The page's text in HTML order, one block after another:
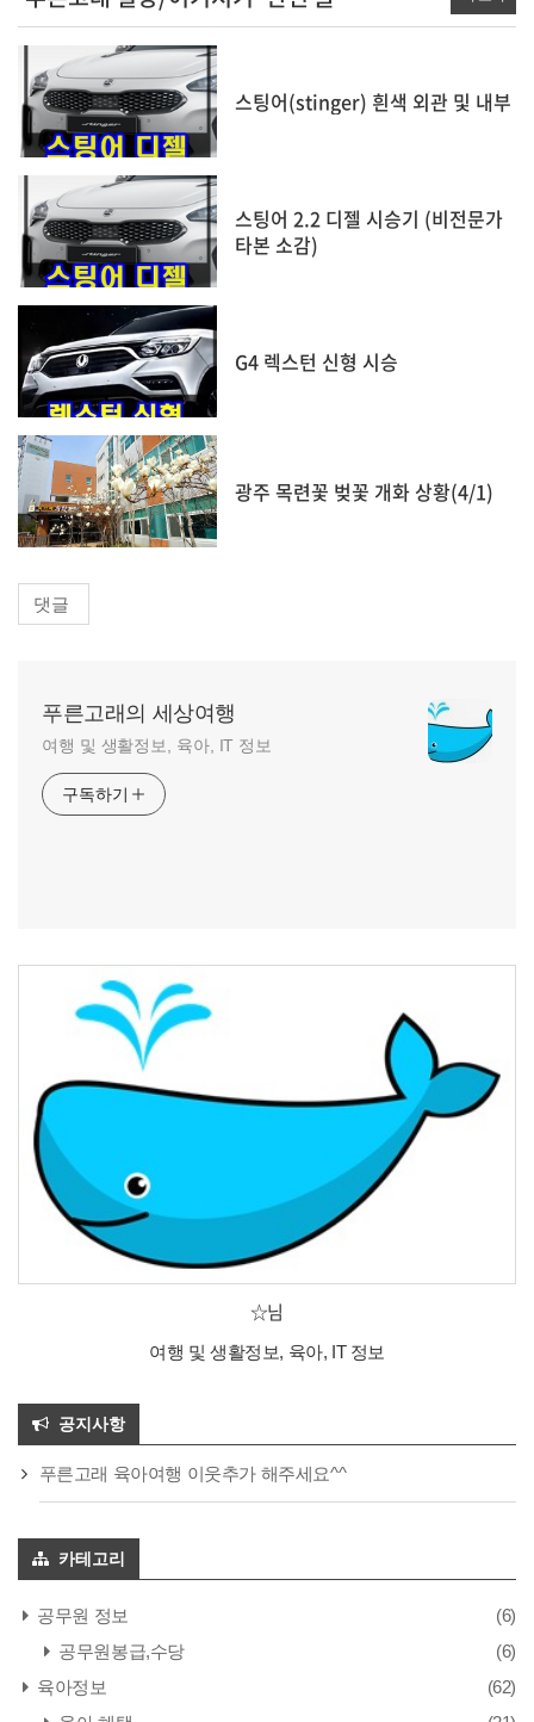
스팅어(stinger) 흰색 외관 및 내부
스팅어 2.2 디젤 시승기 (비전문가
타본 소감)
G4 렉스턴 신형 시승
광주 목련꽃 벚꽃 개화 상황(4/1)
댓글
푸른고래의 세상여행
여행 및 생활정보, 육아, IT 정보
구독하기
☆님
여행 및 생활정보, 육아, IT 정보
공지사항
푸른고래 육아여행 이웃추가 해주세요^^
카테고리
공무원 정보
(6)
공무원봉급,수당
(6)
육아정보
(62)